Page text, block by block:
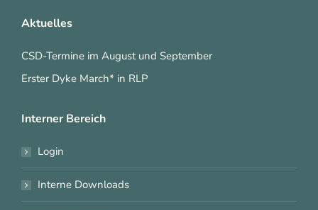
Aktuelles
CSD-Termine im August und September
Erster Dyke March* in RLP
Interner Bereich
Login
Interne Downloads